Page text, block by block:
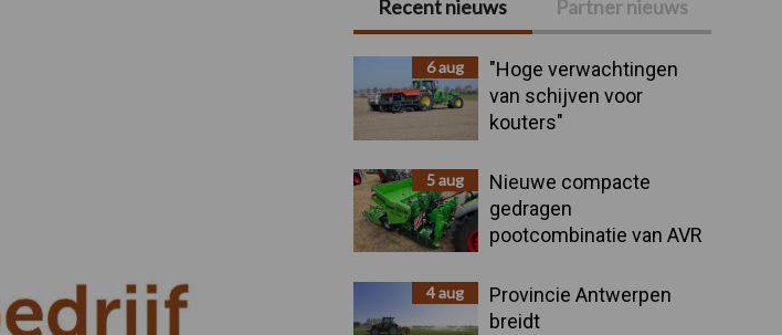
Primaire
Sidebar
Recent nieuws Partner nieuws
6 aug
"Hoge verwachtingen
van schijven voor
kouters"
5 aug
Nieuwe compacte
gedragen
pootcombinatie van AVR
4 aug
Provincie Antwerpen
breidt